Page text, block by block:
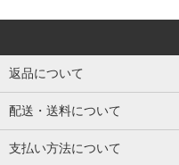
返品について
配送・送料について
支払い方法について